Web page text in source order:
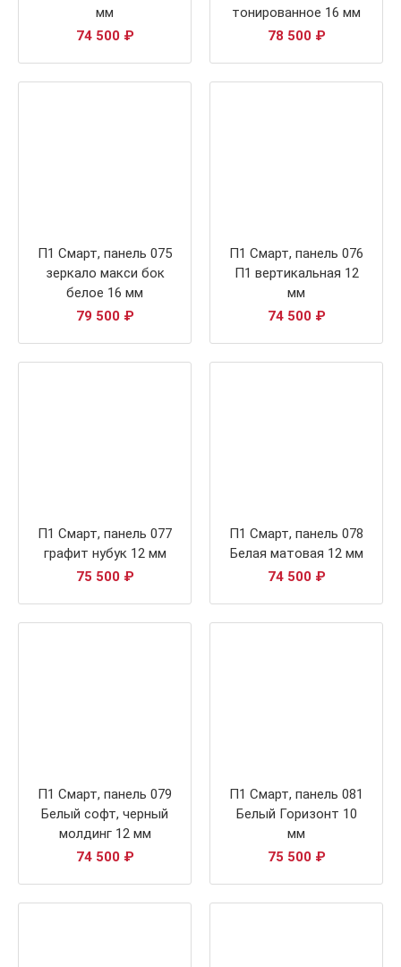
мм
74 500 ₽
тонированное 16 мм
78 500 ₽
П1 Смарт, панель 075
зеркало макси бок
белое 16 мм
79 500 ₽
П1 Смарт, панель 076
П1 вертикальная 12
мм
74 500 ₽
П1 Смарт, панель 077
графит нубук 12 мм
75 500 ₽
П1 Смарт, панель 078
Белая матовая 12 мм
74 500 ₽
П1 Смарт, панель 079
Белый софт, черный
молдинг 12 мм
74 500 ₽
П1 Смарт, панель 081
Белый Горизонт 10
мм
75 500 ₽